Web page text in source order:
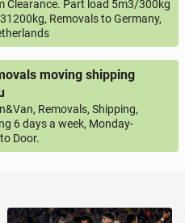
Clearance. Part load 5m3/300kg
Removals to Germany,
moving shipping
Removals, Shipping,
6 days a week, Monday-
Door.